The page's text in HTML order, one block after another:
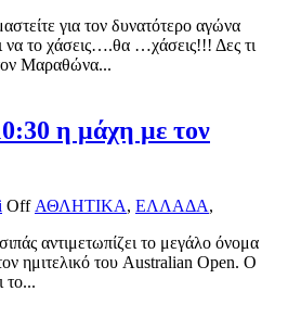
για τον δυνατότερο αγώνα
να το χάσεις….θα …χάσεις!!! Δες τι
Μαραθώνα...
η μάχη με τον
Off ΑΘΛΗΤΙΚΑ, ΕΛΛΑΔΑ,
αντιμετωπίζει το μεγάλο όνομα
ημιτελικό του Australian Open. Ο
το...